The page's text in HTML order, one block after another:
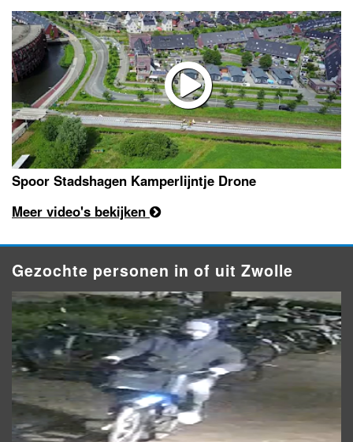
Spoor Stadshagen Kamperlijntje Drone
Meer video's bekijken
Gezochte personen in of uit Zwolle